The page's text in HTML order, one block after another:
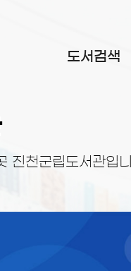
도서검색
진천군립도서관입